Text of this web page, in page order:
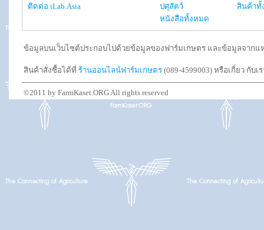
ติดต่อ iLab.Asia
ปศุสัตว์
หนังสือทั้งหมด
สินค้าทั้
ข้อมูลบนเว็บไซต์ประกอบไปด้วยข้อมูลของฟาร์มเกษตร และข้อมูลจาก
สินค้าสั่งซื้อได้ที่ ร้านออนไลน์ฟาร์มเกษตร (089-4599003) หรือเกี่ยว กับเ
©2011 by FarmKaset.ORG All rights reserved